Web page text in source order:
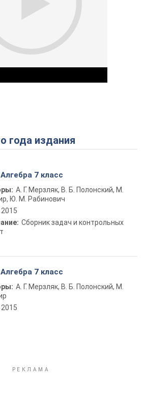
Play Video
года издания
7 класс
А. Г. Мерзляк, В. Б. Полонский, М.
Ю. М. Рабинович
2015
Сборник задач и контрольных
7 класс
А. Г. Мерзляк, В. Б. Полонский, М.
2015